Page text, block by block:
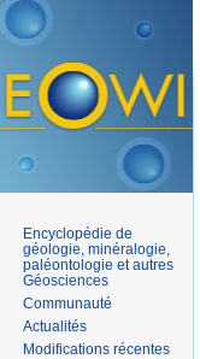
Encyclopédie de
géologie, minéralogie,
paléontologie et autres
Géosciences
Communauté
Actualités
Modifications récentes